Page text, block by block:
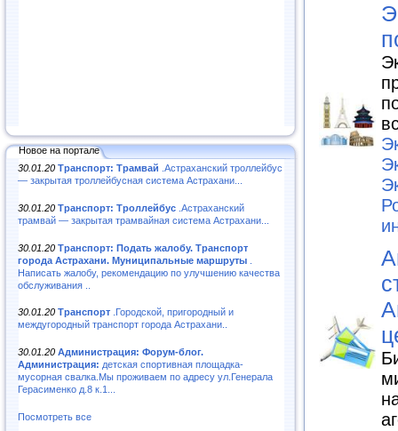
Новое на портале
30.01.20 Транспорт: Трамвай .Астраханский троллейбус
— закрытая троллейбусная система Астрахани...
30.01.20 Транспорт: Троллейбус .Астраханский
трамвай — закрытая трамвайная система Астрахани...
30.01.20 Транспорт: Подать жалобу. Транспорт
города Астрахани. Муниципальные маршруты
Написать жалобу, рекомендацию по улучшению качества
обслуживания ..
30.01.20 Транспорт .Городской, пригородный и
междугородный транспорт города Астрахани..
30.01.20 Администрация: Форум-блог.
Администрация: детская спортивная площадка-
мусорная свалка.Мы проживаем по адресу ул.Генерала
Герасименко д.8 к.1...
Посмотреть все